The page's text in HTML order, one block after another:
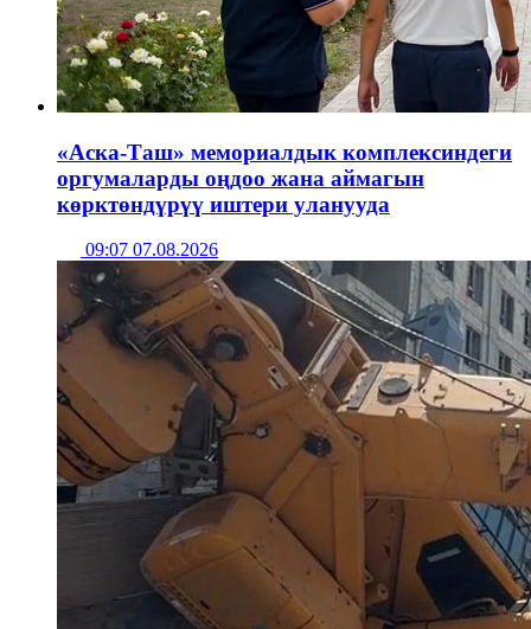
«Аска-Таш» мемориалдык комплексиндеги
оргумаларды оңдоо жана аймагын
көрктөндүрүү иштери уланууда
09:07 07.08.2026